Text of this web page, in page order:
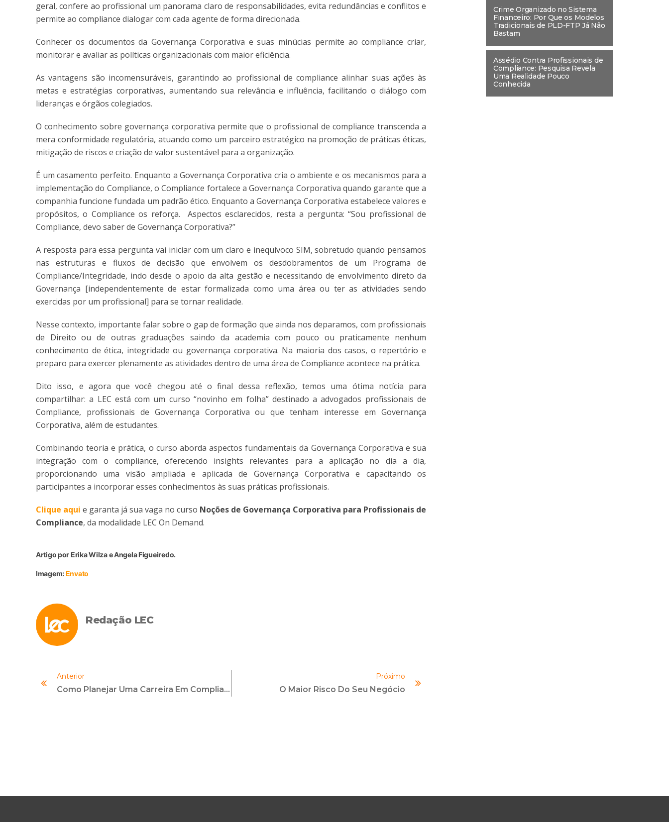
geral, confere ao profissional um panorama claro de responsabilidades, evita redundâncias e conflitos e
permite ao compliance dialogar com cada agente de forma direcionada.
Conhecer os documentos da Governança Corporativa e suas minúcias permite ao compliance criar,
monitorar e avaliar as políticas organizacionais com maior eficiência.
As vantagens são incomensuráveis, garantindo ao profissional de compliance alinhar suas ações às
metas e estratégias corporativas, aumentando sua relevância e influência, facilitando o diálogo com
lideranças e órgãos colegiados.
O conhecimento sobre governança corporativa permite que o profissional de compliance transcenda a
mera conformidade regulatória, atuando como um parceiro estratégico na promoção de práticas éticas,
mitigação de riscos e criação de valor sustentável para a organização.
É um casamento perfeito. Enquanto a Governança Corporativa cria o ambiente e os mecanismos para a
implementação do Compliance, o Compliance fortalece a Governança Corporativa quando garante que a
companhia funcione fundada um padrão ético. Enquanto a Governança Corporativa estabelece valores e
propósitos, o Compliance os reforça. Aspectos esclarecidos, resta a pergunta: “Sou profissional de
Compliance, devo saber de Governança Corporativa?”
A resposta para essa pergunta vai iniciar com um claro e inequívoco SIM, sobretudo quando pensamos
nas estruturas e fluxos de decisão que envolvem os desdobramentos de um Programa de
Compliance/Integridade, indo desde o apoio da alta gestão e necessitando de envolvimento direto da
Governança [independentemente de estar formalizada como uma área ou ter as atividades sendo
exercidas por um profissional] para se tornar realidade.
Nesse contexto, importante falar sobre o gap de formação que ainda nos deparamos, com profissionais
de Direito ou de outras graduações saindo da academia com pouco ou praticamente nenhum
conhecimento de ética, integridade ou governança corporativa. Na maioria dos casos, o repertório e
preparo para exercer plenamente as atividades dentro de uma área de Compliance acontece na prática.
Dito isso, e agora que você chegou até o final dessa reflexão, temos uma ótima notícia para
compartilhar: a LEC está com um curso “novinho em folha” destinado a advogados profissionais de
Compliance, profissionais de Governança Corporativa ou que tenham interesse em Governança
Corporativa, além de estudantes.
Combinando teoria e prática, o curso aborda aspectos fundamentais da Governança Corporativa e sua
integração com o compliance, oferecendo insights relevantes para a aplicação no dia a dia,
proporcionando uma visão ampliada e aplicada de Governança Corporativa e capacitando os
participantes a incorporar esses conhecimentos às suas práticas profissionais.
Clique aqui e garanta já sua vaga no curso Noções de Governança Corporativa para Profissionais de
Compliance, da modalidade LEC On Demand.
Artigo por Erika Wilza e Angela Figueiredo.
Imagem:Envato
Redação LEC
Anterior
Como Planejar Uma Carreira Em Compliance De Sucesso Para 2025
Próximo
O Maior Risco Do Seu Negócio
Crime Organizado no Sistema
Financeiro: Por Que os Modelos
Tradicionais de PLD-FTP Já Não
Bastam
Assédio Contra Profissionais de
Compliance: Pesquisa Revela
Uma Realidade Pouco
Conhecida